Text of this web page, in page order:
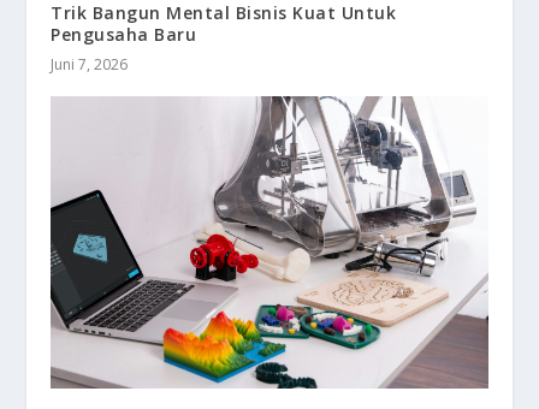
Trik Bangun Mental Bisnis Kuat Untuk
Pengusaha Baru
Juni 7, 2026